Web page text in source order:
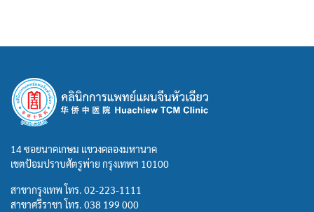
14 ซอยนาคเกษม แขวงคลองมหานาค
เขตป้อมปราบศัตรูพ่าย กรุงเทพฯ 10100
สาขากรุงเทพ โทร. 02-223-1111
สาขาศรีราชา โทร. 038 199 000